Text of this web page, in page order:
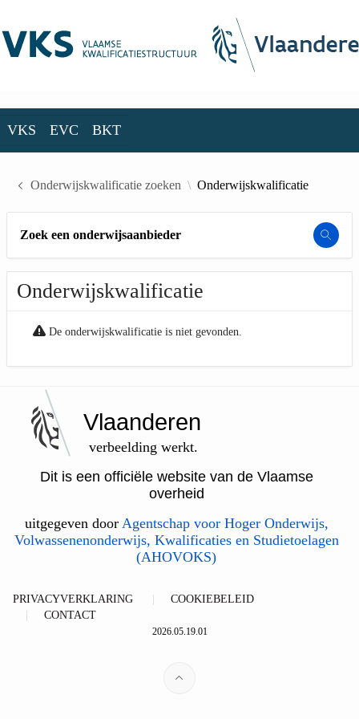
VKS EVC BKT
Onderwijskwalificatie zoeken Onderwijskwalificatie
Zoek een onderwijsaanbieder
Onderwijskwalificatie
De onderwijskwalificatie is niet gevonden.
Vlaanderen
verbeelding werkt.
Dit is een officiële website van de Vlaamse
overheid
uitgegeven door Agentschap voor Hoger Onderwijs,
Volwassenenonderwijs, Kwalificaties en Studietoelagen
(AHOVOKS)
PRIVACYVERKLARING
COOKIEBELEID
CONTACT
2026.05.19.01